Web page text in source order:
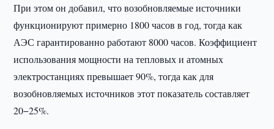
При этом он добавил, что возобновляемые источники
функционируют примерно 1800 часов в год, тогда как
АЭС гарантированно работают 8000 часов. Коэффициент
использования мощности на тепловых и атомных
электростанциях превышает 90%, тогда как для
возобновляемых источников этот показатель составляет
20−25%.